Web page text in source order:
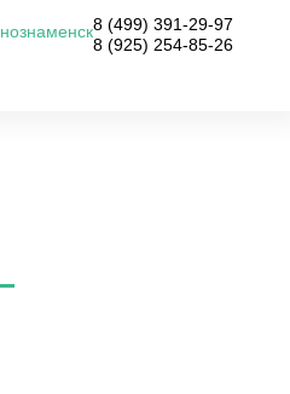
8 (499) 391-29-97
8 (925) 254-85-26